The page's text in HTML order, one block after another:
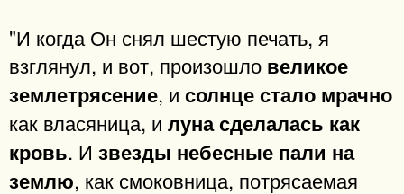
"И когда Он снял шестую печать, я
взглянул, и вот, произошло великое
землетрясение, и солнце стало мрачно
как власяница, и луна сделалась как
кровь. И звезды небесные пали на
землю, как смоковница, потрясаемая